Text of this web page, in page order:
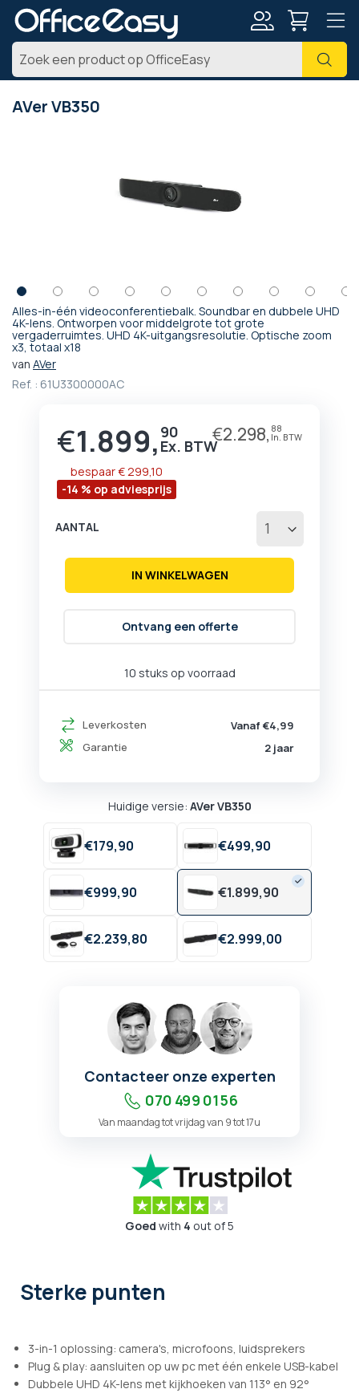
Zoek
AVer VB350
Alles-in-één videoconferentiebalk. Soundbar en dubbele UHD
4K-lens. Ontworpen voor middelgrote tot grote
vergaderruimtes. UHD 4K-uitgangsresolutie. Optische zoom
x3, totaal x18
van AVer
Ref. : 61U3300000AC
Prijs
€1.899, 90 €2.298, 88
-14 % op adviesprijs
bespaar€ 299,10
10 stuks op voorraad
Leverkosten
Vanaf €4,99
Garantie
2 jaar
AANTAL
IN WINKELWAGEN
Ontvang een offerte
Huidige versie: AVer VB350
€179,90 €499,90
€999,90 €1.899,90
€2.239,80 €2.999,00
Ga
naar
het
begin
van
Contacteer onze experten
070 499 01 56
Van maandag tot vrijdag van 9 tot 17u
Goed with 4 out of 5
Sterke punten
3-in-1 oplossing: camera's, microfoons, luidsprekers
Plug & play: aansluiten op uw pc met één enkele USB-kabel
Dubbele UHD 4K-lens met kijkhoeken van 113° en 92°